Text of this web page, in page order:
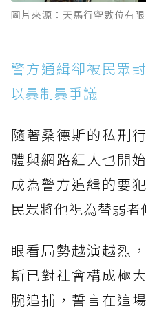
圖片來源：天馬行空數位有
警方通緝卻被民眾
以暴制暴爭議
隨著桑德斯的私刑
體與網路紅人也開
成為警方追緝的要
民眾將他視為替弱者
眼看局勢越演越烈
斯已對社會構成極
腕追捕，誓言在這